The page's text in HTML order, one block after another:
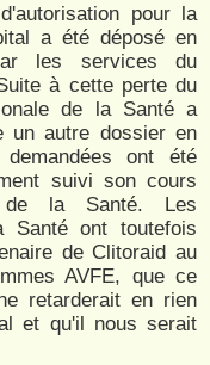
pour la
a été déposé en
les services du
à cette perte du
de la Santé a
un autre dossier en
ont été
suivi son cours
de la Santé. Les
Santé ont toutefois
de Clitoraid au
AVFE, que ce
retarderait en rien
et qu'il nous serait